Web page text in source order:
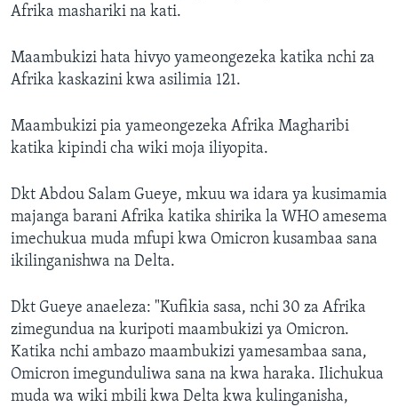
Afrika mashariki na kati.
Maambukizi hata hivyo yameongezeka katika nchi za
Afrika kaskazini kwa asilimia 121.
Maambukizi pia yameongezeka Afrika Magharibi
katika kipindi cha wiki moja iliyopita.
Dkt Abdou Salam Gueye, mkuu wa idara ya kusimamia
majanga barani Afrika katika shirika la WHO amesema
imechukua muda mfupi kwa Omicron kusambaa sana
ikilinganishwa na Delta.
Dkt Gueye anaeleza: "Kufikia sasa, nchi 30 za Afrika
zimegundua na kuripoti maambukizi ya Omicron.
Katika nchi ambazo maambukizi yamesambaa sana,
Omicron imegunduliwa sana na kwa haraka. Ilichukua
muda wa wiki mbili kwa Delta kwa kulinganisha,